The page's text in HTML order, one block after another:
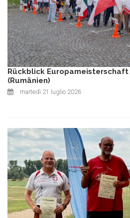
Rückblick Europameisterschaft
(Rumänien)
martedì 21 luglio 2026